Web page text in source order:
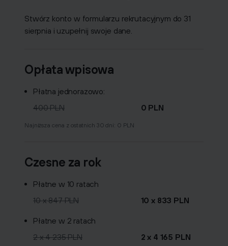
Stwórz konto w formularzu rekrutacyjnym do 31
sierpnia i uzupełnij swoje dane.
Opłata wpisowa
Płatna jednorazowo:
400 PLN
0 PLN
Najniższa cena z ostatnich 30 dni: 0 PLN
Czesne za rok
Płatne w 10 ratach
10 x 847 PLN
10 x 833 PLN
Płatne w 2 ratach
2 x 4 235 PLN
2 x 4 165 PLN